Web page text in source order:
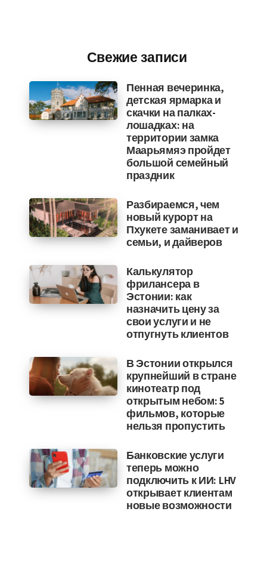
Свежие записи
Пенная вечеринка,
детская ярмарка и
скачки на палках-
лошадках: на
территории замка
Маарьямяэ пройдет
большой семейный
праздник
Разбираемся, чем
новый курорт на
Пхукете заманивает и
семьи, и дайверов
Калькулятор
фрилансера в
Эстонии: как
назначить цену за
свои услуги и не
отпугнуть клиентов
В Эстонии открылся
крупнейший в стране
кинотеатр под
открытым небом: 5
фильмов, которые
нельзя пропустить
Банковские услуги
теперь можно
подключить к ИИ: LHV
открывает клиентам
новые возможности